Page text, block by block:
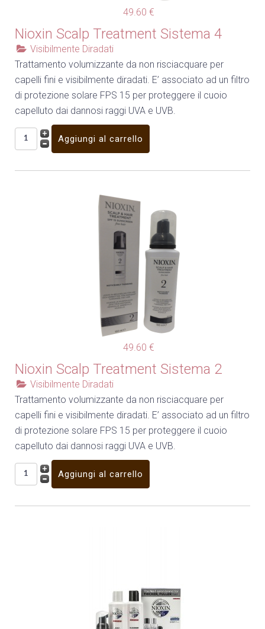
49.60 €
Nioxin Scalp Treatment Sistema 4
Visibilmente Diradati
Trattamento volumizzante da non risciacquare per
capelli fini e visibilmente diradati. E’ associato ad un filtro
di protezione solare FPS 15 per proteggere il cuoio
capelluto dai dannosi raggi UVA e UVB.
49.60 €
Nioxin Scalp Treatment Sistema 2
Visibilmente Diradati
Trattamento volumizzante da non risciacquare per
capelli fini e visibilmente diradati. E’ associato ad un filtro
di protezione solare FPS 15 per proteggere il cuoio
capelluto dai dannosi raggi UVA e UVB.